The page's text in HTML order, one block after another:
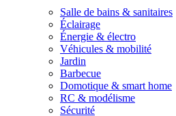
Salle de bains & sanitaires
Éclairage
Énergie & électro
Véhicules & mobilité
Jardin
Barbecue
Domotique & smart home
RC & modélisme
Sécurité